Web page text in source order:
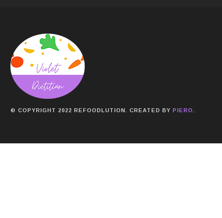
© COPYRIGHT 2022 REFOODLUTION. CREATED BY PIERO